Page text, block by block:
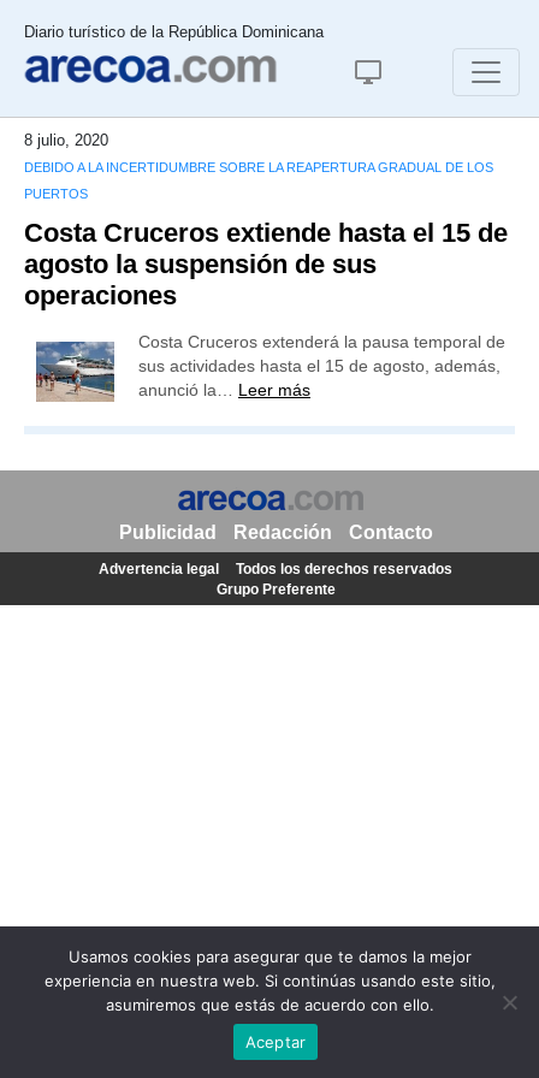
Diario turístico de la República Dominicana
8 julio, 2020
DEBIDO A LA INCERTIDUMBRE SOBRE LA REAPERTURA GRADUAL DE LOS
PUERTOS
Costa Cruceros extiende hasta el 15 de
agosto la suspensión de sus
operaciones
Costa Cruceros extenderá la pausa temporal de
sus actividades hasta el 15 de agosto, además,
anunció la… Leer más
Usamos cookies para asegurar que te damos la mejor
experiencia en nuestra web. Si continúas usando este sitio,
asumiremos que estás de acuerdo con ello.
Aceptar
Publicidad Redacción Contacto
Advertencia legal
Todos los derechos reservados
Grupo Preferente